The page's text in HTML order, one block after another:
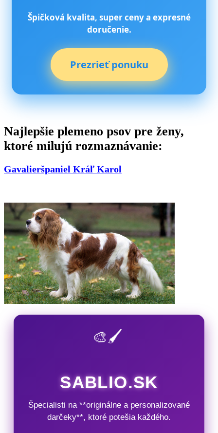
Špičková kvalita, super ceny a expresné
doručenie.
Prezrieť ponuku
Najlepšie plemeno psov pre ženy,
ktoré milujú rozmaznávanie:
Gavalieršpaniel Kráľ Karol
🎨🖌️
SABLIO.SK
Špecialisti na **originálne a personalizované
darčeky**, ktoré potešia každého.